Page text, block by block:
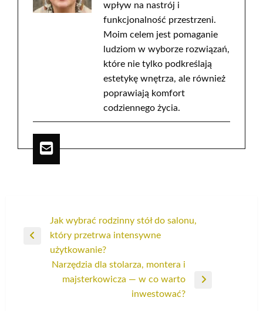
wpływ na nastrój i
funkcjonalność przestrzeni.
Moim celem jest pomaganie
ludziom w wyborze rozwiązań,
które nie tylko podkreślają
estetykę wnętrza, ale również
poprawiają komfort
codziennego życia.
Nawigacja
wpisu
Poprzedni
Jak wybrać rodzinny stół do salonu,
który przetrwa intensywne
użytkowanie?
Narzędzia dla stolarza, montera i
majsterkowicza — w co warto
inwestować?